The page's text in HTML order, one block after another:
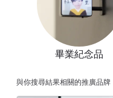
畢業紀念品
與你搜尋結果相關的推廣品牌